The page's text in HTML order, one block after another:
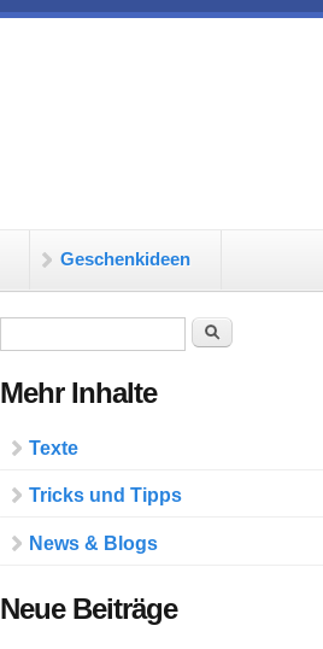
Geschenkideen
Suche
Mehr Inhalte
Texte
Tricks und Tipps
News & Blogs
Neue Beiträge